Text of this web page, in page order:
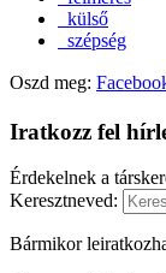
külső
szépség
Oszd meg:
Iratkozz fel
Érdekelnek a
Keresztneved:
Bármikor